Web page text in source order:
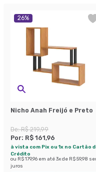
26%
Nicho Anah Freijó e Preto
De:R$ 219,99
Por: R$ 161,96
à vista com Pix ou 1x no Cartão
Crédito
ou R$ 179,96 em até3x de R$ 59,98
juros